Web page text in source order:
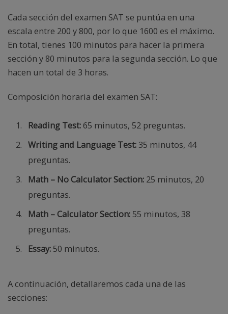
Cada sección del examen SAT se puntúa en una
escala entre 200 y 800, por lo que 1600 es el máximo.
En total, tienes 100 minutos para hacer la primera
sección y 80 minutos para la segunda sección. Lo que
hacen un total de 3 horas.
Composición horaria del examen SAT:
Reading Test:65 minutos, 52 preguntas.
Writing and Language Test: 35 minutos, 44
preguntas.
Math – No Calculator Section: 25 minutos, 20
preguntas.
Math – Calculator Section: 55 minutos, 38
preguntas.
Essay: 50 minutos.
A continuación, detallaremos cada una de las
secciones: